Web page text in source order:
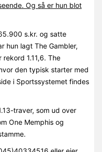
Og så er hun blot
s.kr. og satte
hun lagt The Gambler,
1.11,6. The
den typisk starter med
i Sportssystemet findes
traver, som ud over
One Memphis og